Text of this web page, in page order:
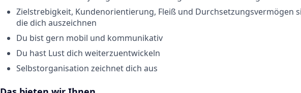
Zielstrebigkeit, Kundenorientierung, Fleiß und Durchsetzungsvermögen
die dich auszeichnen
Du bist gern mobil und kommunikativ
Du hast Lust dich weiterzuentwickeln
Selbstorganisation zeichnet dich aus